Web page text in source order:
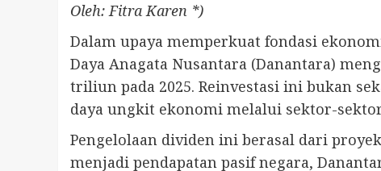
Oleh: Fitra Karen *)
Dalam upaya memperkuat fondasi
Daya Anagata Nusantara (Danantara)
triliun pada 2025. Reinvestasi ini bukan
daya ungkit ekonomi melalui sektor-
Pengelolaan dividen ini berasal dari
menjadi pendapatan pasif negara,